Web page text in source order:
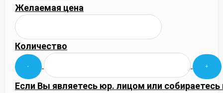
Желаемая цена
Количество
Если Вы являетесь юр. лицом или собираетесь